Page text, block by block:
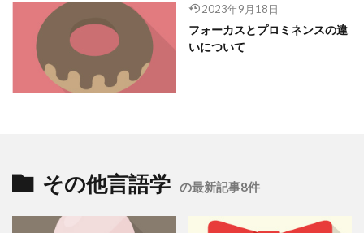
2023年9月18日
フォーカスとプロミネンスの違
いについて
その他言語学 の最新記事8件